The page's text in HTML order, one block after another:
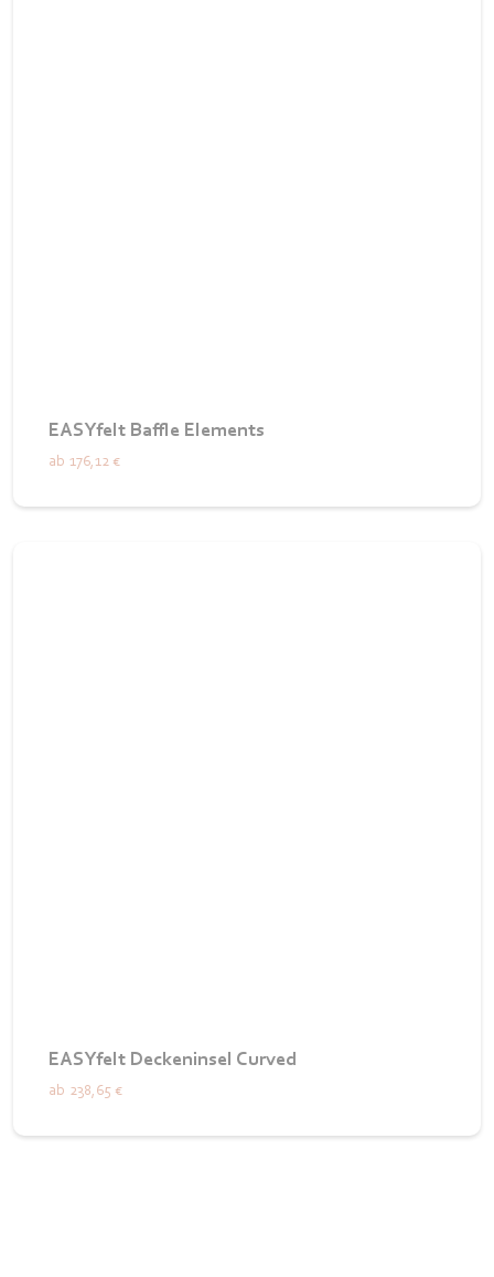
EASYfelt Baffle Elements
ab 176,12 €
EASYfelt Deckeninsel Curved
ab 238,65 €